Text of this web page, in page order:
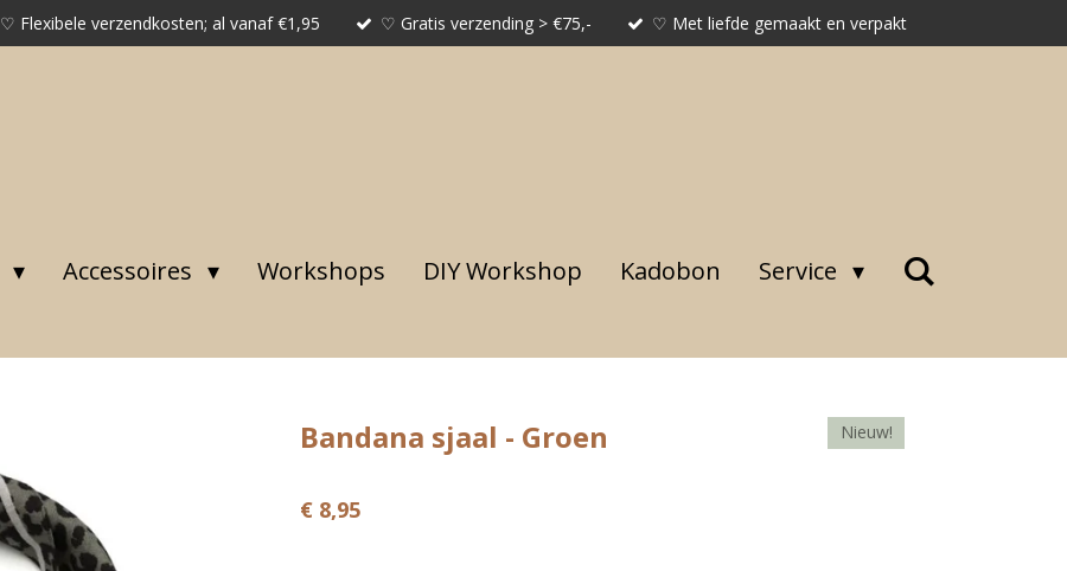
♡ Flexibele verzendkosten; al vanaf €1,95 ♡ Gratis verzending > €75,- ♡ Met liefde gemaakt en verpakt
Accessoires Workshops DIY Workshop Kadobon Service
Bandana sjaal - Groen Nieuw!
€ 8,95